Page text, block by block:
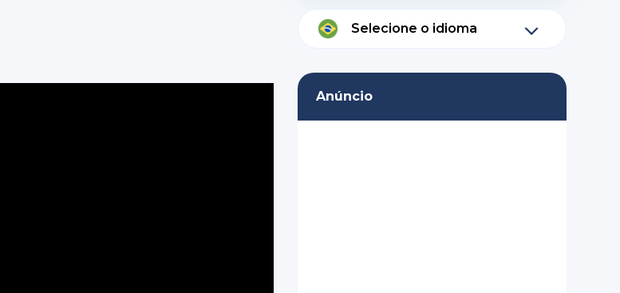
Selecione o idioma
Anúncio